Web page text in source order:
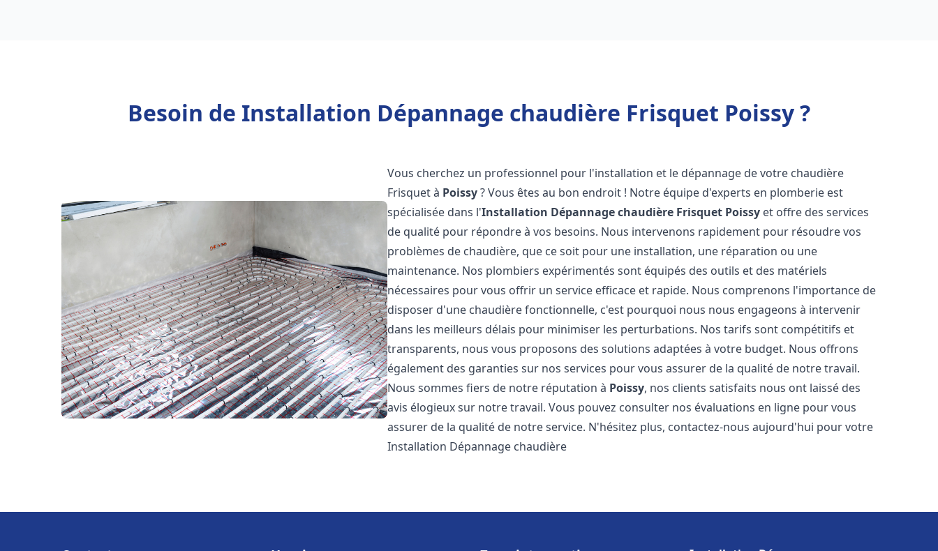
Besoin de Installation Dépannage chaudière Frisquet Poissy ?
Vous cherchez un professionnel pour l'installation et le dépannage de votre chaudière
Frisquet à Poissy? Vous êtes au bon endroit ! Notre équipe d'experts en plomberie est
spécialisée dans l'Installation Dépannage chaudière Frisquet Poissy et offre des services
de qualité pour répondre à vos besoins. Nous intervenons rapidement pour résoudre vos
problèmes de chaudière, que ce soit pour une installation, une réparation ou une
maintenance. Nos plombiers expérimentés sont équipés des outils et des matériels
nécessaires pour vous offrir un service efficace et rapide. Nous comprenons l'importance de
disposer d'une chaudière fonctionnelle, c'est pourquoi nous nous engageons à intervenir
dans les meilleurs délais pour minimiser les perturbations. Nos tarifs sont compétitifs et
transparents, nous vous proposons des solutions adaptées à votre budget. Nous offrons
également des garanties sur nos services pour vous assurer de la qualité de notre travail.
Nous sommes fiers de notre réputation à Poissy, nos clients satisfaits nous ont laissé des
avis élogieux sur notre travail. Vous pouvez consulter nos évaluations en ligne pour vous
assurer de la qualité de notre service. N'hésitez plus, contactez-nous aujourd'hui pour votre
Installation Dépannage chaudière